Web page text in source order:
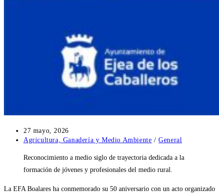
Publicación
de
entrada:
27 mayo, 2026
Categoría
la
entrada:
Agricultura, Ganadería y Medio Ambiente / General
Reconocimiento a medio siglo de trayectoria dedicada a la
formación de jóvenes y profesionales del medio rural.
La EFA Boalares ha conmemorado su 50 aniversario con un acto organizado